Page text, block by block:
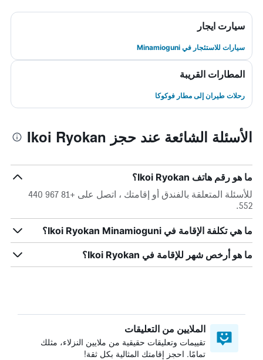
سيارت ايجار
سيارات للاستئجار في Minamioguni
المطارات القريبة
رحلات طيران إلى مطار فوكوكا
الأسئلة الشائعة عند حجز Ikoi Ryokan
ما هو رقم هاتف Ikoi Ryokan؟
للأسئلة المتعلقة بالفندق أو إقامتك ، اتصل على +81 967 440
552.
ما هي تكلفة الإقامة في Ikoi Ryokan Minamioguni؟
ما هو أرخص شهر للإقامة في Ikoi Ryokan؟
الملايين من التعليقات
تقييمات وتعليقات حقيقية من ملايين النزلاء، مثلك
تمامًا. احجز إقامتك المثالية بكل ثقة!